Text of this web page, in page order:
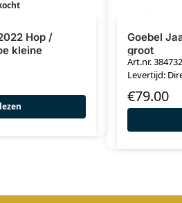
Hop /
kleine
Goebel
groot
Art.nr.
Levertijd:
€79.00